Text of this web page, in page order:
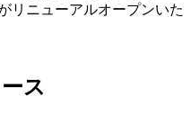
リニューアルオープンいた
ス